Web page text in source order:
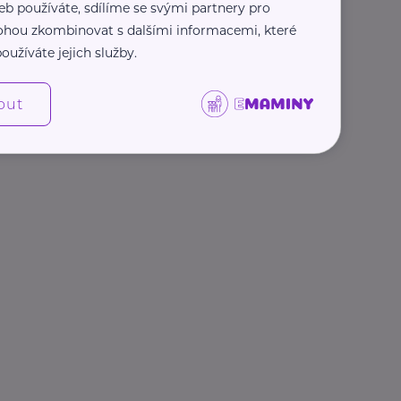
používáte, sdílíme se svými partnery pro
zkombinovat s dalšími informacemi, které
jejich služby.